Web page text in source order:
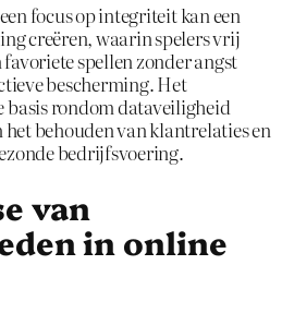
focus op integriteit kan een
creëren, waarin spelers vrij
spellen zonder angst
bescherming. Het
basis rondom dataveiligheid
behouden van klantrelaties en
bedrijfsvoering.
van
in online